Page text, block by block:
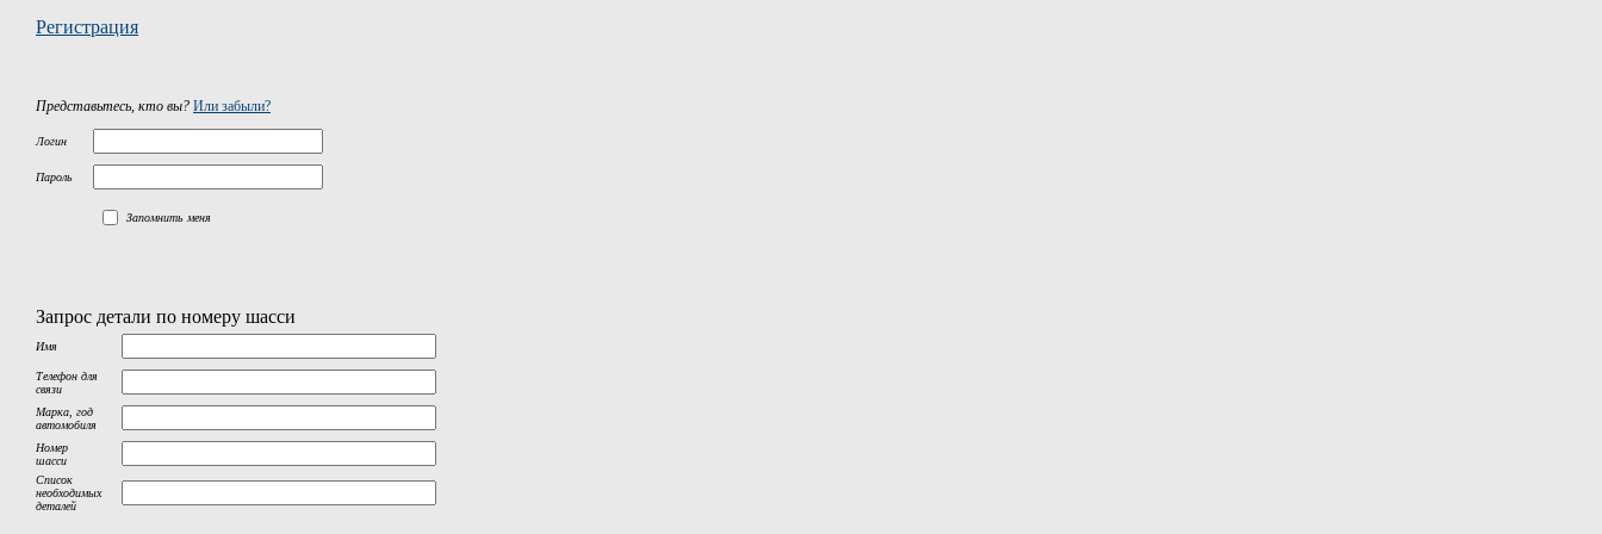
Регистрация
Представьтесь, кто вы? Или забыли?
Логин
Пароль
Запомнить меня
Запрос детали по номеру шасси
Имя
Телефон для
связи
Марка, год
автомобиля
Номер
шасси
Список
необходимых
деталей